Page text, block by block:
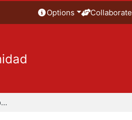
Options Collaborate
Diseño de la Comunicación Gráfica - Proyectos Integrales